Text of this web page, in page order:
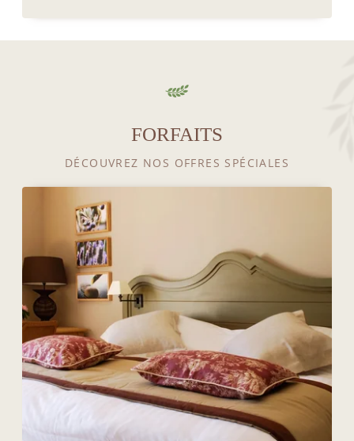
FORFAITS
DÉCOUVREZ NOS OFFRES SPÉCIALES
ACTUALITÉS
VOIR PLUS